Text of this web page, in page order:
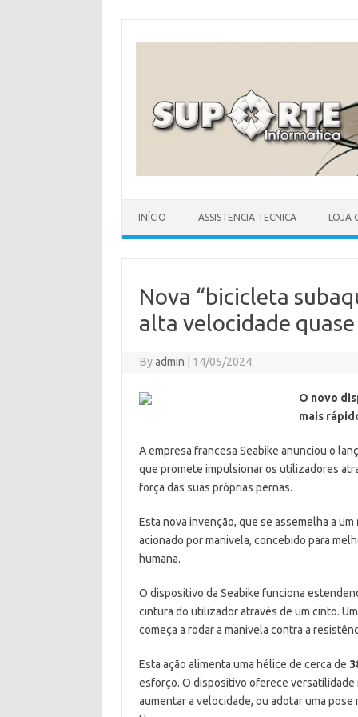
INÍCIO ASSISTENCIA TECNICA LOJA
Nova “bicicleta
alta velocidade
Byadmin 14/05/2024
O novo
mais
A empresa francesa Seabike anunciou o
que promete impulsionar os utilizadores
força das suas próprias pernas.
Esta nova invenção, que se assemelha a um
acionado por manivela, concebido para
humana.
O dispositivo da Seabike funciona
cintura do utilizador através de um cinto.
começa a rodar a manivela contra a
Esta ação alimenta uma hélice de cerca de
esforço. O dispositivo oferece versatilidade
aumentar a velocidade, ou adotar uma